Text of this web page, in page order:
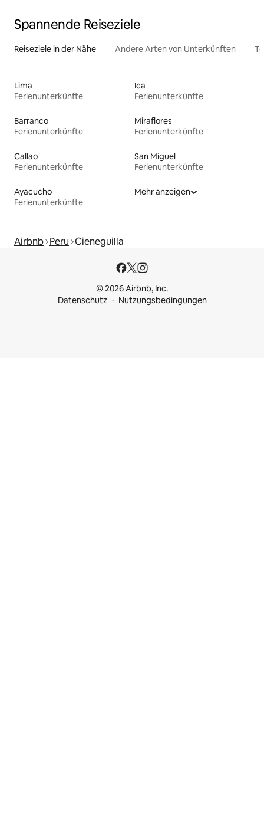
Spannende Reiseziele
Reiseziele in der Nähe Andere Arten von Unterkünften
Lima
Ferienunterkünfte
Ica
Ferienunterkünfte
Barranco
Ferienunterkünfte
Miraflores
Ferienunterkünfte
Callao
Ferienunterkünfte
San Miguel
Ferienunterkünfte
Ayacucho
Ferienunterkünfte
Mehr anzeigen
Airbnb Peru Cieneguilla
© 2026 Airbnb, Inc.
Datenschutz
Nutzungsbedingungen